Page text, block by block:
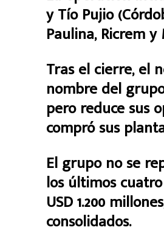
y Tío Pujio
Paulina, Ricrem y
Tras el cierre, el
nombre del
pero reduce sus
compró sus
El grupo no se
los últimos
USD 1.200
consolidados.